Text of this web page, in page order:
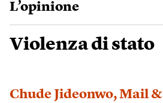
L’opinione
Violenza di stato
Chude Jideonwo,Mail &